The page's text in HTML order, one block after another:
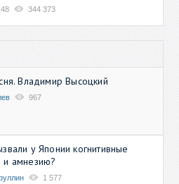
344 373
Владимир Высоцкий
967
у Японии когнитивные
амнезию?
1 577